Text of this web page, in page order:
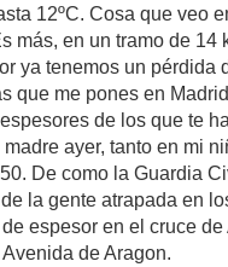
12ºC. Cosa que veo
más, en un tramo de 14
ya tenemos un pérdida
que me pones en
de los que te
ayer, tanto en mi
De como la Guardia
la gente atrapada en
espesor en el cruce
de Aragon.